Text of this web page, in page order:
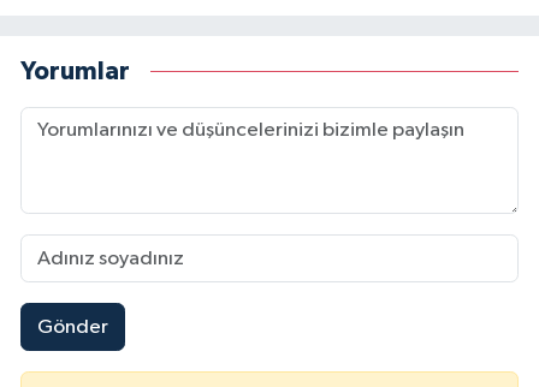
Yorumlar
Gönder